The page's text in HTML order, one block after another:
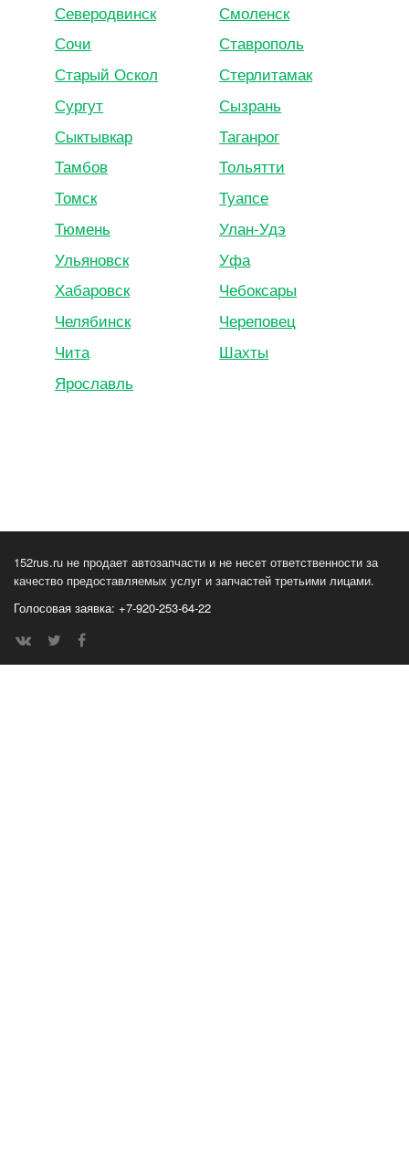
Северодвинск
Смоленск
Сочи
Ставрополь
Старый Оскол
Стерлитамак
Сургут
Сызрань
Сыктывкар
Таганрог
Тамбов
Тольятти
Томск
Туапсе
Тюмень
Улан-Удэ
Ульяновск
Уфа
Хабаровск
Чебоксары
Челябинск
Череповец
Чита
Шахты
Ярославль
152rus.ru не продает автозапчасти и не несет ответственности за
качество предоставляемых услуг и запчастей третьими лицами.
Голосовая заявка: +7-920-253-64-22